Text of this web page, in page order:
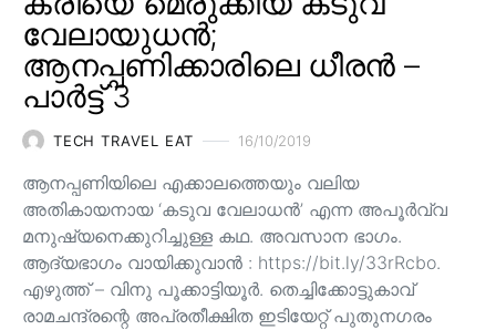
വേലായുധൻ;
ആനപ്പണിക്കാരിലെ ധീരൻ –
പാർട്ട് 3
TECH TRAVEL EAT 16/10/2019
ആനപ്പണിയിലെ എക്കാലത്തെയും വലിയ
അതികായനായ ‘കടുവ വേലാധൻ’ എന്ന അപൂർവ്വ
മനുഷ്യനെക്കുറിച്ചുള്ള കഥ. അവസാന ഭാഗം.
ആദ്യഭാഗം വായിക്കുവാൻ : https://bit.ly/33rRcbo.
എഴുത്ത് – വിനു പൂക്കാട്ടിയൂർ. തെച്ചിക്കോട്ടുകാവ്
രാമചന്ദ്രന്റെ അപ്രതീക്ഷിത ഇടിയേറ്റ് പുതുനഗരം